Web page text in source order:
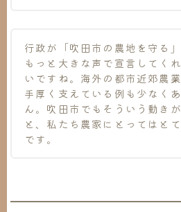
行政が「吹田市の農地を守る
もっと大きな声で宣言してく
いですね。海外の都市近郊農
手厚く支えている例も少なく
ん。吹田市でもそういう動き
と、私たち農家にとってはと
です。